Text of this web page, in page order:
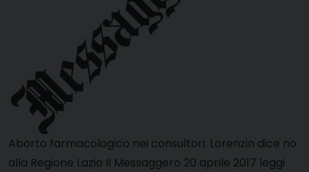
Aborto farmacologico nei consultori: Lorenzin dice no
alla Regione Lazio Il Messaggero 20 aprile 2017 leggi